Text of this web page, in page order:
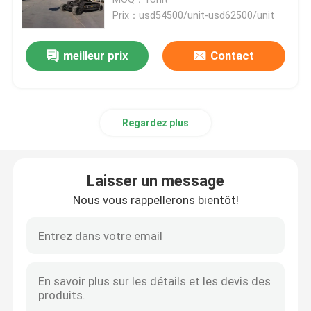
Tracteur d'huile de palme
Niveleuse lourde de moteur d'équipement
Prix：usd54500/unit-usd62500/unit
meilleur prix Contact
Regardez plus
Laisser un message
Nous vous rappellerons bientôt!